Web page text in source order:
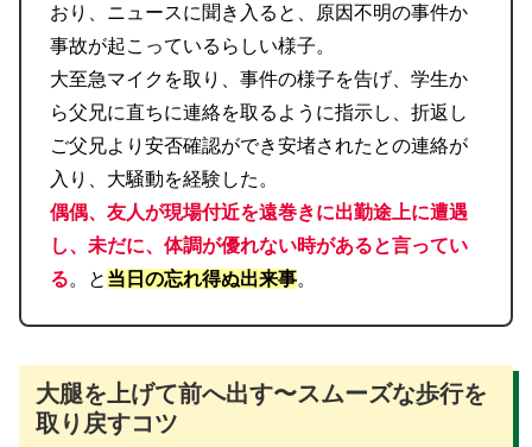
おり、ニュースに聞き入ると、原因不明の事件か
事故が起こっているらしい様子。
大至急マイクを取り、事件の様子を告げ、学生か
ら父兄に直ちに連絡を取るように指示し、折返し
ご父兄より安否確認ができ安堵されたとの連絡が
入り、大騒動を経験した。
偶偶、友人が現場付近を遠巻きに出勤途上に遭遇
し、未だに、体調が優れない時があると言ってい
る。と 当日の忘れ得ぬ出来事。
大腿を上げて前へ出す〜スムーズな歩行を
取り戻すコツ